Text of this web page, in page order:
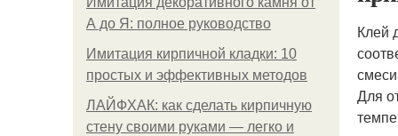
А до Я: полное руководство
Имитация кирпичной кладки: 10
простых и эффективных методов
ЛАЙФХАК: как сделать кирпичную
стену своими руками — легко и
Клей
Для